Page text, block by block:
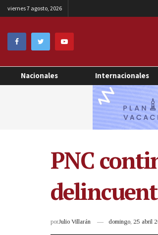
viernes 7 agosto, 2026
Nacionales Internacionales
PNC
porJulio Villarán domingo, 25 abril